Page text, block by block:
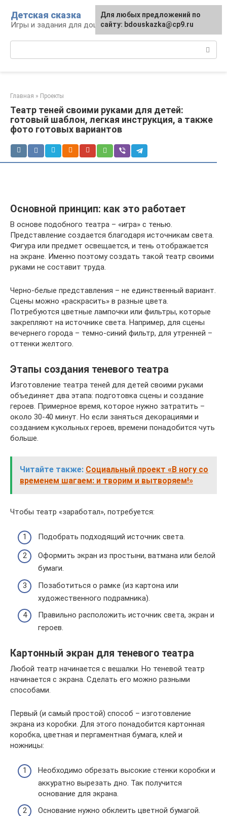
контенту
Детская сказка
Игры и задания для дошкольников
Главная » Проекты
Театр теней своими руками для детей:
готовый шаблон, легкая инструкция, а также
фото готовых вариантов
Основной принцип: как это работает
В основе подобного театра – «игра» с тенью.
Представление создается благодаря источникам света.
Фигура или предмет освещается, и тень отображается
на экране. Именно поэтому создать такой театр своими
руками не составит труда.
Черно-белые представления – не единственный вариант.
Сцены можно «раскрасить» в разные цвета.
Потребуются цветные лампочки или фильтры, которые
закрепляют на источнике света. Например, для сцены
вечернего города – темно-синий фильтр, для утренней –
оттенки желтого.
Этапы создания теневого театра
Изготовление театра теней для детей своими руками
объединяет два этапа: подготовка сцены и создание
героев. Примерное время, которое нужно затратить –
около 30-40 минут. Но если заняться декорациями и
созданием кукольных героев, времени понадобится чуть
больше.
Читайте также: Социальный проект «В ногу со
временем шагаем: и творим и вытворяем!»
Чтобы театр «заработал», потребуется:
Подобрать подходящий источник света.
Оформить экран из простыни, ватмана или белой
бумаги.
Позаботиться о рамке (из картона или
художественного подрамника).
Правильно расположить источник света, экран и
героев.
Картонный экран для теневого театра
Любой театр начинается с вешалки. Но теневой театр
начинается с экрана. Сделать его можно разными
способами.
Первый (и самый простой) способ – изготовление
экрана из коробки. Для этого понадобится картонная
коробка, цветная и пергаментная бумага, клей и
ножницы:
Необходимо обрезать высокие стенки коробки и
аккуратно вырезать дно. Так получится
основание для экрана.
Основание нужно обклеить цветной бумагой.
Для любых предложений по
сайту: bdouskazka@cp9.ru